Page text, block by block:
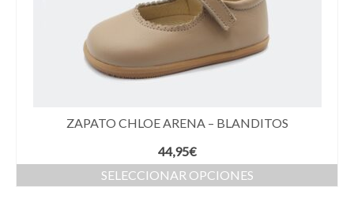
ZAPATO CHLOE ARENA – BLANDITOS
44,95€
SELECCIONAR OPCIONES